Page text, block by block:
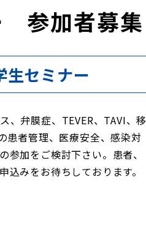
参加者募集
セミナー
、弁膜症、TEVER、TAVI、移
患者管理、医療安全、感染対
加をご検討下さい。患者、
みをお待ちしております。